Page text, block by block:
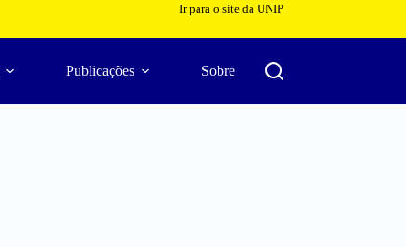
Ir para o site da UNIP
Publicações Sobre